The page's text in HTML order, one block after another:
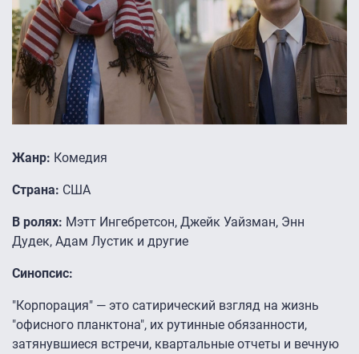
Жанр: Комедия
Страна: США
В ролях: Мэтт Ингебретсон, Джейк Уайзман, Энн
Дудек, Адам Лустик и другие
Синопсис:
"Корпорация" — это сатирический взгляд на жизнь
"офисного планктона", их рутинные обязанности,
затянувшиеся встречи, квартальные отчеты и вечную